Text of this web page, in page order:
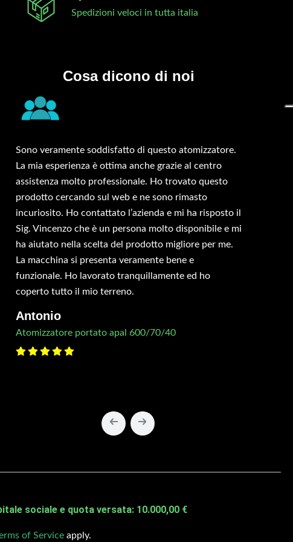
Spedizioni veloci in tutta italia
Cosa dicono di noi
Sono veramente soddisfatto di questo atomizzatore.
La mia esperienza è ottima anche grazie al centro
assistenza molto professionale. Ho trovato questo
prodotto cercando sul web e ne sono rimasto
incuriosito. Ho contattato l’azienda e mi ha risposto il
Sig. Vincenzo che è un persona molto disponibile e mi
ha aiutato nella scelta del prodotto migliore per me.
La macchina si presenta veramente bene e
funzionale. Ho lavorato tranquillamente ed ho
coperto tutto il mio terreno.
Antonio
Atomizzatore portato apal 600/70/40
sociale e quota versata: 10.000,00 €
of Service apply.